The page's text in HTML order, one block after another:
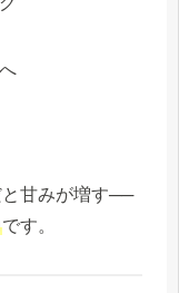
甘みが増す──
です。